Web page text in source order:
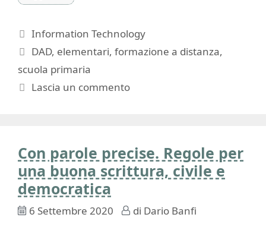
Categorie
Information Technology
Tag
DAD, elementari,formazione a distanza,
scuola primaria
Lascia un commento
Con parole precise. Regole per
una buona scrittura, civile e
democratica
6 Settembre 2020 di Dario Banfi